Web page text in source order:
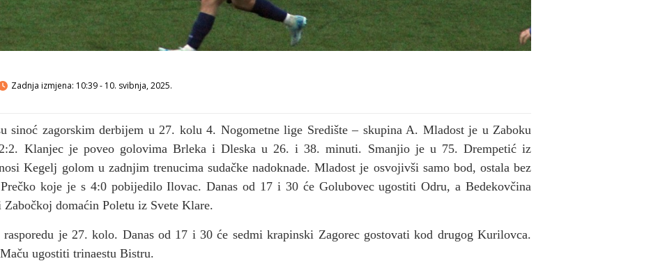
Zadnja izmjena: 10:39 - 10. svibnja, 2025.
sinoć zagorskim derbijem u 27. kolu 4. Nogometne lige Središte – skupina A. Mladost je u Zaboku
Klanjec je poveo golovima Brleka i Dleska u 26. i 38. minuti. Smanjio je u 75. Drempetić iz
Kegelj golom u zadnjim trenucima sudačke nadoknade. Mladost je osvojivši samo bod, ostala bez
koje je s 4:0 pobijedilo Ilovac. Danas od 17 i 30 će Golubovec ugostiti Odru, a Bedekovčina
domaćin Poletu iz Svete Klare.
je 27. kolo. Danas od 17 i 30 će sedmi krapinski Zagorec gostovati kod drugog Kurilovca.
ugostiti trinaestu Bistru.